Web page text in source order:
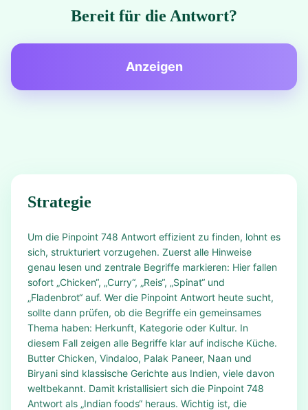
Bereit für die Antwort?
Anzeigen
Strategie
Um die Pinpoint 748 Antwort effizient zu finden, lohnt es
sich, strukturiert vorzugehen. Zuerst alle Hinweise
genau lesen und zentrale Begriffe markieren: Hier fallen
sofort „Chicken“, „Curry“, „Reis“, „Spinat“ und
„Fladenbrot“ auf. Wer die Pinpoint Antwort heute sucht,
sollte dann prüfen, ob die Begriffe ein gemeinsames
Thema haben: Herkunft, Kategorie oder Kultur. In
diesem Fall zeigen alle Begriffe klar auf indische Küche.
Butter Chicken, Vindaloo, Palak Paneer, Naan und
Biryani sind klassische Gerichte aus Indien, viele davon
weltbekannt. Damit kristallisiert sich die Pinpoint 748
Antwort als „Indian foods“ heraus. Wichtig ist, die